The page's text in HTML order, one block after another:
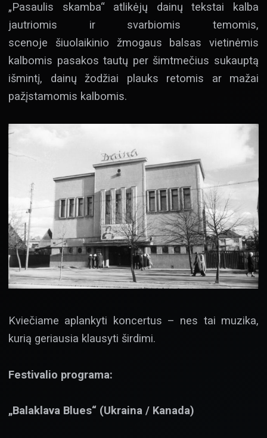
„Pasaulis skamba“ atlikėjų dainų tekstai kalba
jautriomis ir svarbiomis temomis,
scenoje šiuolaikinio žmogaus balsas vietinėmis
kalbomis pasakos tautų per šimtmečius sukauptą
išmintį, dainų žodžiai plauks retomis ar mažai
pažįstamomis kalbomis.
Kviečiame aplankyti koncertus – nes tai muzika,
kurią geriausia klausyti širdimi.
Festivalio programa:
„Balaklava Blues“ (Ukraina / Kanada)